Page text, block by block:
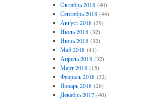
Октябрь 2018(40)
Сентябрь 2018(44)
Август 2018(39)
Июль 2018(32)
Июнь 2018(32)
Май 2018(41)
Апрель 2018(32)
Март 2018(15)
Февраль 2018(32)
Январь 2018(26)
Декабрь 2017(40)